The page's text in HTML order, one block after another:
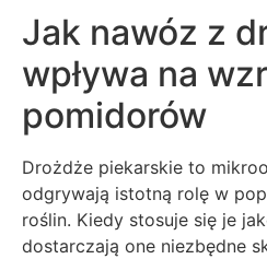
Jak nawóz z
wpływa na
pomidorów
Drożdże piekarskie to
odgrywają istotną rolę w
roślin. Kiedy stosuje się je
dostarczają one niezbędne